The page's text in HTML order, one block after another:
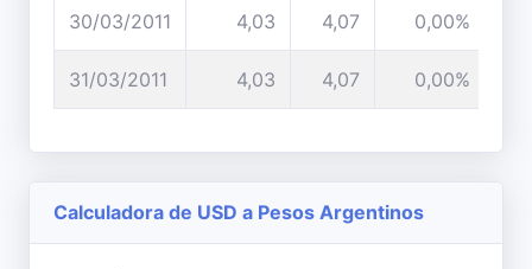
30/03/2011 4,03 4,07 0,00%
31/03/2011 4,03 4,07 0,00%
Calculadora de USD a Pesos Argentinos